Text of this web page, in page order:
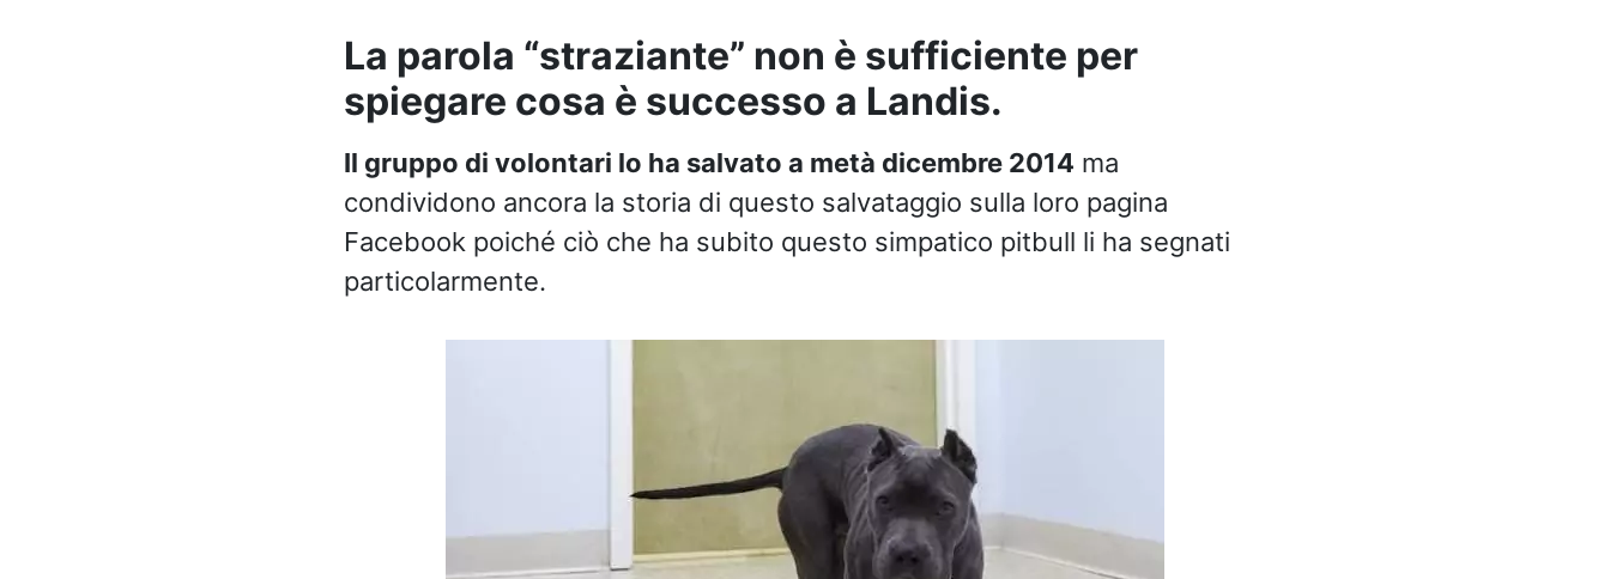
La parola “straziante” non è sufficiente per
spiegare cosa è successo a Landis.
Il gruppo di volontari lo ha salvato a metà dicembre 2014 ma
condividono ancora la storia di questo salvataggio sulla loro pagina
Facebook poiché ciò che ha subito questo simpatico pitbull li ha segnati
particolarmente.